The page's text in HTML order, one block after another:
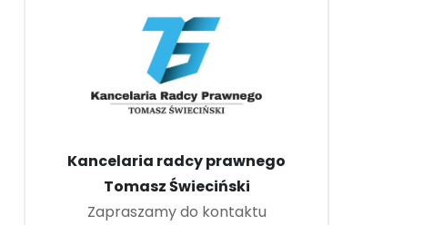
Kancelaria radcy prawnego
Tomasz Świeciński
Zapraszamy do kontaktu